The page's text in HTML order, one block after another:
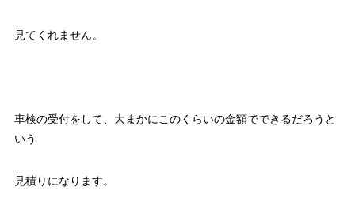
見てくれません。
車検の受付をして、大まかにこのくらいの金額でできるだろうと
いう
見積りになります。